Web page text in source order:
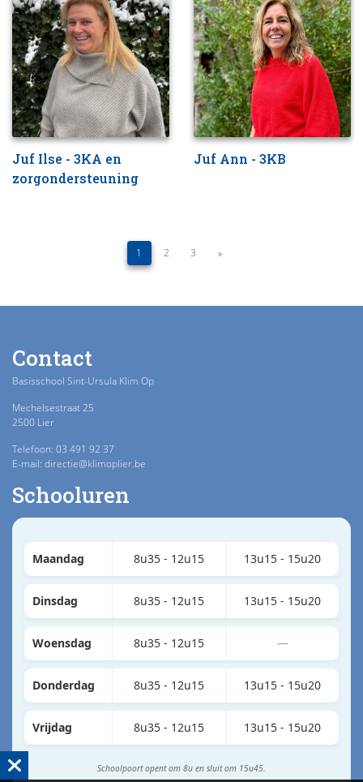
Juf Ilse - 3KA en
zorgondersteuning
Juf Ann - 3KB
1 2 3 »
Contact
Basisschool Sint-Ursula Klim Op
Mechelsestraat 25
2500 Lier
Telefoon: 03 491 92 37
E-mail: directie@klimoplier.be
Schooluren
Maandag 8u35 - 12u15 13u15 - 15u20
Dinsdag 8u35 - 12u15 13u15 - 15u20
Woensdag 8u35 - 12u15 —
Donderdag 8u35 - 12u15 13u15 - 15u20
Vrijdag 8u35 - 12u15 13u15 - 15u20
Schoolpoort opent om 8u en sluit om 15u45.